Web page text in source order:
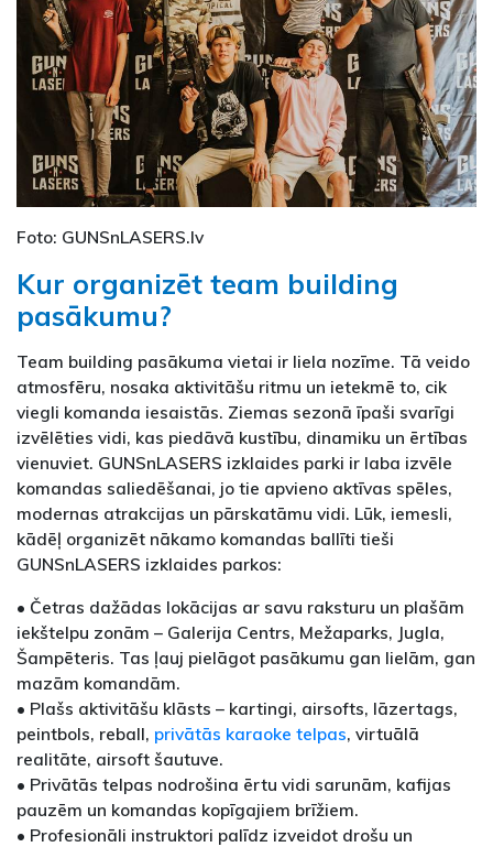
Foto: GUNSnLASERS.lv
Kur organizēt team building
pasākumu?
Team building pasākuma vietai ir liela nozīme. Tā veido
atmosfēru, nosaka aktivitāšu ritmu un ietekmē to, cik
viegli komanda iesaistās. Ziemas sezonā īpaši svarīgi
izvēlēties vidi, kas piedāvā kustību, dinamiku un ērtības
vienuviet. GUNSnLASERS izklaides parki ir laba izvēle
komandas saliedēšanai, jo tie apvieno aktīvas spēles,
modernas atrakcijas un pārskatāmu vidi. Lūk, iemesli,
kādēļ organizēt nākamo komandas ballīti tieši
GUNSnLASERS izklaides parkos:
• Četras dažādas lokācijas ar savu raksturu un plašām
iekštelpu zonām – Galerija Centrs, Mežaparks, Jugla,
Šampēteris. Tas ļauj pielāgot pasākumu gan lielām, gan
mazām komandām.
• Plašs aktivitāšu klāsts – kartingi, airsofts, lāzertags,
peintbols, reball, privātās karaoke telpas, virtuālā
realitāte, airsoft šautuve.
• Privātās telpas nodrošina ērtu vidi sarunām, kafijas
pauzēm un komandas kopīgajiem brīžiem.
• Profesionāli instruktori palīdz izveidot drošu un